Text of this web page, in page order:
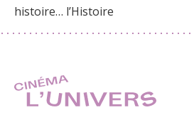
histoire… l’Histoire